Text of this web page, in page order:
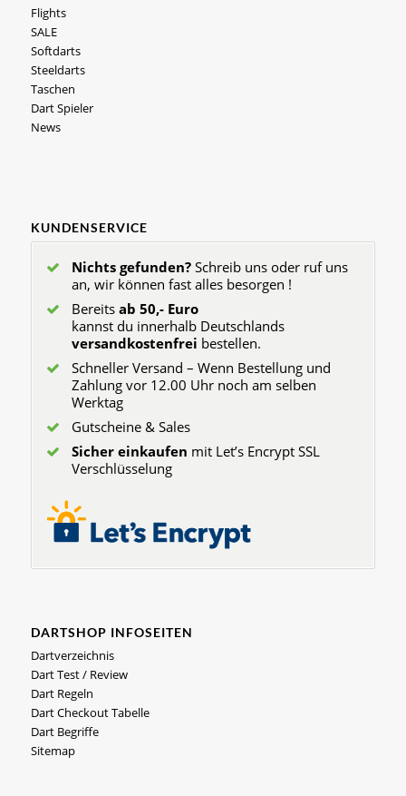
Flights
SALE
Softdarts
Steeldarts
Taschen
Dart Spieler
News
KUNDENSERVICE
Nichts gefunden?Schreib uns oder ruf uns
an, wir können fast alles besorgen !
Bereits ab 50,- Euro
kannst du innerhalb Deutschlands
versandkostenfrei bestellen.
Schneller Versand – Wenn Bestellung und
Zahlung vor 12.00 Uhr noch am selben
Werktag
Gutscheine & Sales
Sicher einkaufen mit Let’s Encrypt SSL
Verschlüsselung
DARTSHOP INFOSEITEN
Dartverzeichnis
Dart Test / Review
Dart Regeln
Dart Checkout Tabelle
Dart Begriffe
Sitemap